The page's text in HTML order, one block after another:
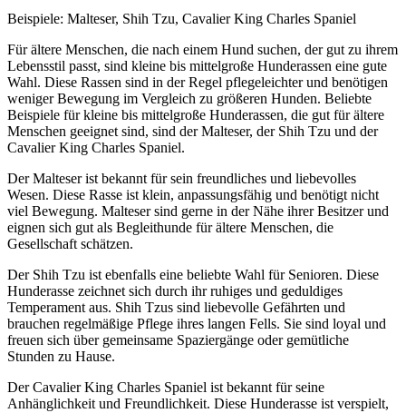
Beispiele: Malteser, Shih Tzu, Cavalier King Charles Spaniel
Für ältere Menschen, die nach einem Hund suchen, der gut zu ihrem
Lebensstil passt, sind kleine bis mittelgroße Hunderassen eine gute
Wahl. Diese Rassen sind in der Regel pflegeleichter und benötigen
weniger Bewegung im Vergleich zu größeren Hunden. Beliebte
Beispiele für kleine bis mittelgroße Hunderassen, die gut für ältere
Menschen geeignet sind, sind der Malteser, der Shih Tzu und der
Cavalier King Charles Spaniel.
Der Malteser ist bekannt für sein freundliches und liebevolles
Wesen. Diese Rasse ist klein, anpassungsfähig und benötigt nicht
viel Bewegung. Malteser sind gerne in der Nähe ihrer Besitzer und
eignen sich gut als Begleithunde für ältere Menschen, die
Gesellschaft schätzen.
Der Shih Tzu ist ebenfalls eine beliebte Wahl für Senioren. Diese
Hunderasse zeichnet sich durch ihr ruhiges und geduldiges
Temperament aus. Shih Tzus sind liebevolle Gefährten und
brauchen regelmäßige Pflege ihres langen Fells. Sie sind loyal und
freuen sich über gemeinsame Spaziergänge oder gemütliche
Stunden zu Hause.
Der Cavalier King Charles Spaniel ist bekannt für seine
Anhänglichkeit und Freundlichkeit. Diese Hunderasse ist verspielt,